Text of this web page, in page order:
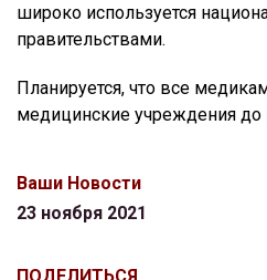
широко используется
правительствами.
Планируется, что все
медицинские учреждения до
Ваши Новости
23 ноября 2021